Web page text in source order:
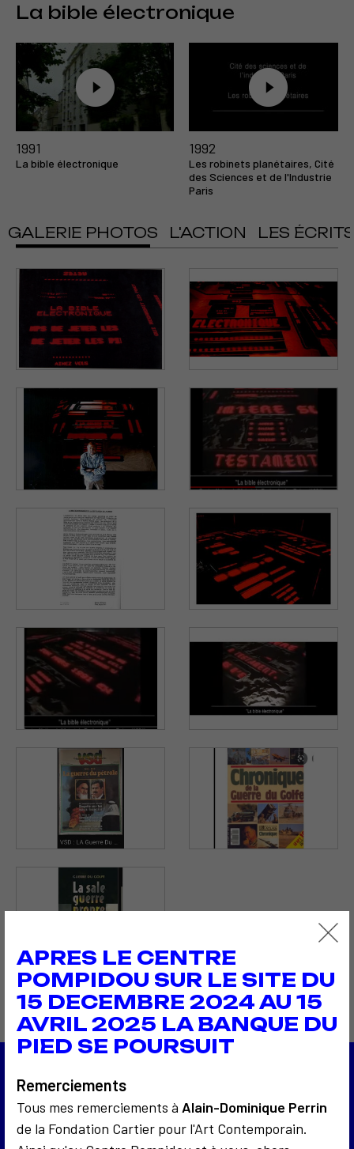
APRES LE CENTRE
POMPIDOU SUR LE SITE DU
15 DECEMBRE 2024 AU 15
AVRIL 2025 LA BANQUE DU
PIED SE POURSUIT
Remerciements
Tous mes remerciements à Alain-Dominique Perrin
de la Fondation Cartier pour l'Art Contemporain.
La bible électronique
1991
La bible électronique
1992
Les robinets planétaires, Cité
des Sciences et de l'Industrie
Paris
GALERIE PHOTOS L'ACTION LES ÉCRITS
1991
Fred Forest Président de la TV nationale
Anniversaire de Vilém Flusser